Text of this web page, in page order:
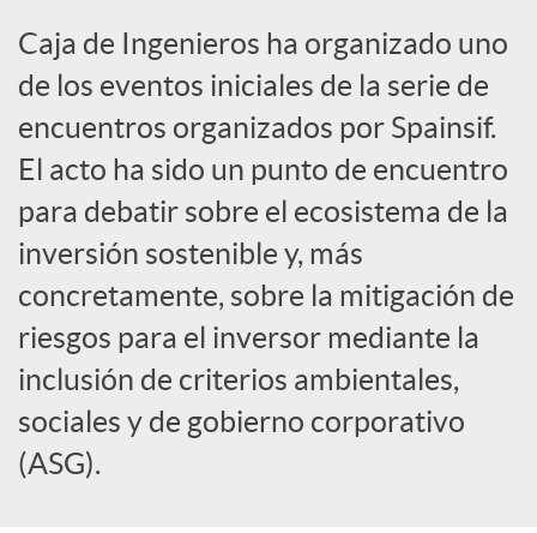
o
c
i
a
l
e
Caja de Ingenieros ha organizado uno
de los eventos iniciales de la serie de
encuentros organizados por Spainsif.
El acto ha sido un punto de encuentro
para debatir sobre el ecosistema de la
inversión sostenible y, más
concretamente, sobre la mitigación de
riesgos para el inversor mediante la
inclusión de criterios ambientales,
sociales y de gobierno corporativo
(ASG).